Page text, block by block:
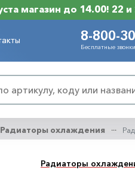
магазин до 14.00! 22
8-800-
Бесплатные
Радиаторы охлаждения
Радиаторы